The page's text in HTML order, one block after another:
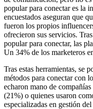
popular para conectar es la
encuestados aseguran que
fueron los propios
ofrecieron sus servicios.
popular para conectar, las
Un 34% de los marketeros
Tras estas herramientas, se
métodos para conectar con
echaron mano de
(21%) o quienes usaron
especializadas en gestión